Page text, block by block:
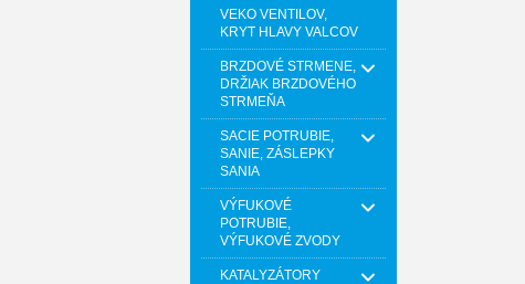
VEKO VENTILOV,
KRYT HLAVY VALCOV
BRZDOVÉ STRMENE,
DRŽIAK BRZDOVÉHO
STRMEŇA
SACIE POTRUBIE,
SANIE, ZÁSLEPKY
SANIA
VÝFUKOVÉ
POTRUBIE,
VÝFUKOVÉ ZVODY
KATALYZÁTORY